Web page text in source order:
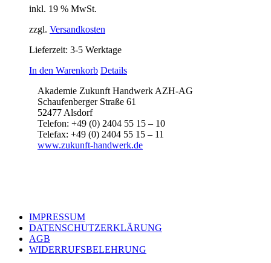
inkl. 19 % MwSt.
zzgl. Versandkosten
Lieferzeit: 3-5 Werktage
In den Warenkorb Details
Akademie Zukunft Handwerk AZH-AG
Schaufenberger Straße 61
52477 Alsdorf
Telefon: +49 (0) 2404 55 15 – 10
Telefax: +49 (0) 2404 55 15 – 11
www.zukunft-handwerk.de
IMPRESSUM
DATENSCHUTZERKLÄRUNG
AGB
WIDERRUFSBELEHRUNG